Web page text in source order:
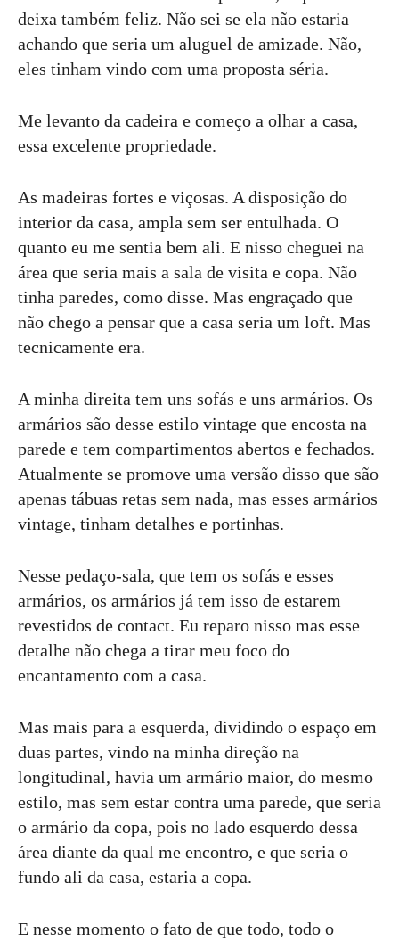
deixa também feliz. Não sei se ela não estaria
achando que seria um aluguel de amizade. Não,
eles tinham vindo com uma proposta séria.
Me levanto da cadeira e começo a olhar a casa,
essa excelente propriedade.
As madeiras fortes e viçosas. A disposição do
interior da casa, ampla sem ser entulhada. O
quanto eu me sentia bem ali. E nisso cheguei na
área que seria mais a sala de visita e copa. Não
tinha paredes, como disse. Mas engraçado que
não chego a pensar que a casa seria um loft. Mas
tecnicamente era.
A minha direita tem uns sofás e uns armários. Os
armários são desse estilo vintage que encosta na
parede e tem compartimentos abertos e fechados.
Atualmente se promove uma versão disso que são
apenas tábuas retas sem nada, mas esses armários
vintage, tinham detalhes e portinhas.
Nesse pedaço-sala, que tem os sofás e esses
armários, os armários já tem isso de estarem
revestidos de contact. Eu reparo nisso mas esse
detalhe não chega a tirar meu foco do
encantamento com a casa.
Mas mais para a esquerda, dividindo o espaço em
duas partes, vindo na minha direção na
longitudinal, havia um armário maior, do mesmo
estilo, mas sem estar contra uma parede, que seria
o armário da copa, pois no lado esquerdo dessa
área diante da qual me encontro, e que seria o
fundo ali da casa, estaria a copa.
E nesse momento o fato de que todo, todo o